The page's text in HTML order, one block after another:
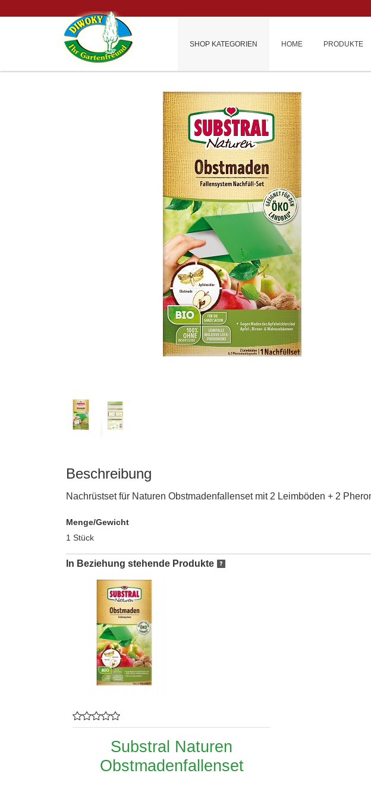
SHOP KATEGORIEN HOME PRODUKTE
Beschreibung
Nachrüstset für Naturen Obstmadenfallenset mit 2 Leimböden + 2
Menge/Gewicht
1 Stück
In Beziehung stehende Produkte
Substral Naturen
Obstmadenfallenset